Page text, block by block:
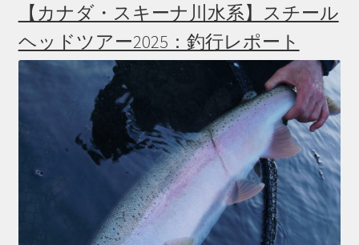
【カナダ・スキーナ川水系】スチール
ヘッドツアー2025：釣行レポート